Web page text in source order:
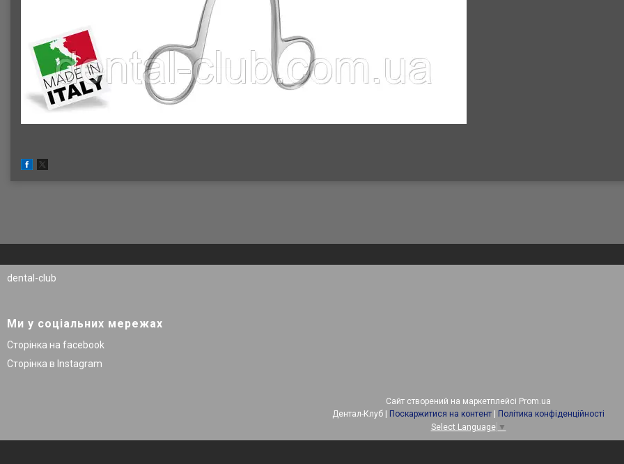
dental-club
Ми у соціальних мережах
Сторінка на facebook
Сторінка в Instagram
Сайт створений на маркетплейсі Prom.ua
Поскаржитися на контент
Політика конфіденційності
Select Language ▼